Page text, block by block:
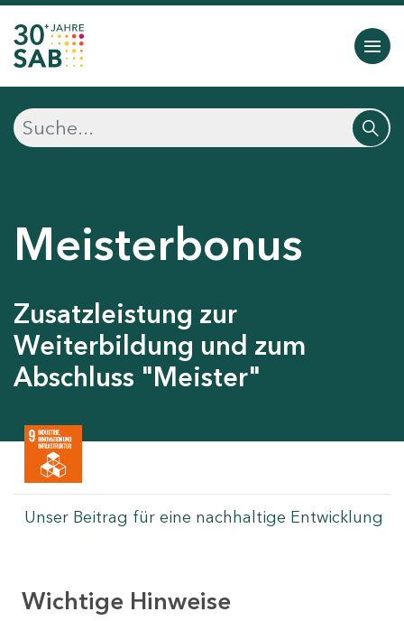
Meisterbonus
Zusatzleistung zur
Weiterbildung und zum
Abschluss "Meister"
Unser Beitrag für eine nachhaltige Entwicklung
Wichtige Hinweise